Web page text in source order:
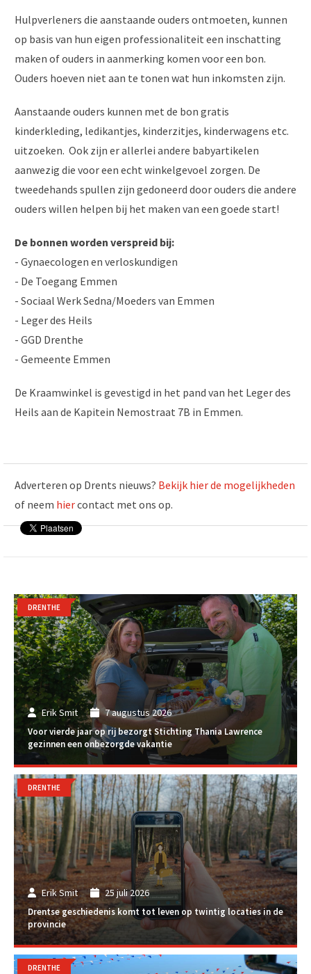
Hulpverleners die aanstaande ouders ontmoeten, kunnen
op basis van hun eigen professionaliteit een inschatting
maken of ouders in aanmerking komen voor een bon.
Ouders hoeven niet aan te tonen wat hun inkomsten zijn.
Aanstaande ouders kunnen met de bon gratis
kinderkleding, ledikantjes, kinderzitjes, kinderwagens etc.
uitzoeken. Ook zijn er allerlei andere babyartikelen
aanwezig die voor een echt winkelgevoel zorgen. De
tweedehands spullen zijn gedoneerd door ouders die andere
ouders willen helpen bij het maken van een goede start!
De bonnen worden verspreid bij:
- Gynaecologen en verloskundigen
- De Toegang Emmen
- Sociaal Werk Sedna/Moeders van Emmen
- Leger des Heils
- GGD Drenthe
- Gemeente Emmen
De Kraamwinkel is gevestigd in het pand van het Leger des
Heils aan de Kapitein Nemostraat 7B in Emmen.
Adverteren op Drents nieuws? Bekijk hier de mogelijkheden
of neem hiercontact met ons op.
Erik Smit 7 augustus 2026
Voor vierde jaar op rij bezorgt Stichting Thania Lawrence
gezinnen een onbezorgde vakantie
DRENTHE
Erik Smit 25 juli 2026
Drentse geschiedenis komt tot leven op twintig locaties in de
provincie
DRENTHE
DRENTHE